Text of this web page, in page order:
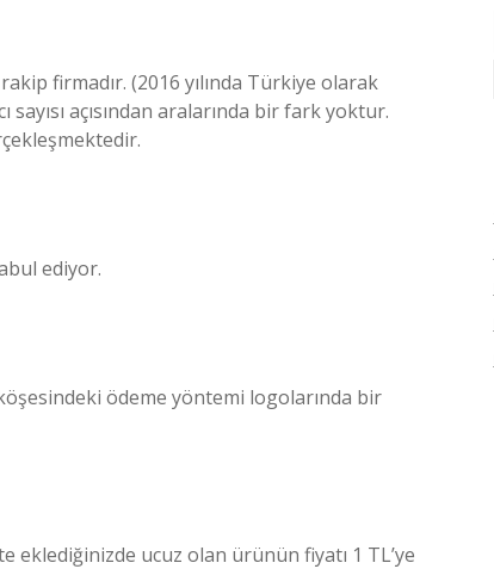
firmadır. (2016 yılında Türkiye olarak
sayısı açısından aralarında bir fark yoktur.
ediyor.
ödeme yöntemi logolarında bir
eklediğinizde ucuz olan ürünün fiyatı 1 TL’ye